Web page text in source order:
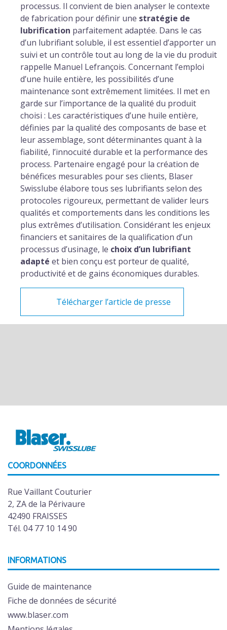
processus. Il convient de bien analyser le contexte
de fabrication pour définir une stratégie de
lubrification parfaitement adaptée. Dans le cas
d’un lubrifiant soluble, il est essentiel d’apporter un
suivi et un contrôle tout au long de la vie du produit
rappelle Manuel Lefrançois. Concernant l’emploi
d’une huile entière, les possibilités d’une
maintenance sont extrêmement limitées. Il met en
garde sur l’importance de la qualité du produit
choisi : Les caractéristiques d’une huile entière,
définies par la qualité des composants de base et
leur assemblage, sont déterminantes quant à la
fiabilité, l’innocuité durable et la performance des
process. Partenaire engagé pour la création de
bénéfices mesurables pour ses clients, Blaser
Swisslube élabore tous ses lubrifiants selon des
protocoles rigoureux, permettant de valider leurs
qualités et comportements dans les conditions les
plus extrêmes d’utilisation. Considérant les enjeux
financiers et sanitaires de la qualification d’un
processus d’usinage, le choix d’un lubrifiant
adapté et bien conçu est porteur de qualité,
productivité et de gains économiques durables.
Télécharger l’article de presse
COORDONNÉES
Rue Vaillant Couturier
2, ZA de la Périvaure
42490 FRAISSES
Tél. 04 77 10 14 90
INFORMATIONS
Guide de maintenance
Fiche de données de sécurité
www.blaser.com